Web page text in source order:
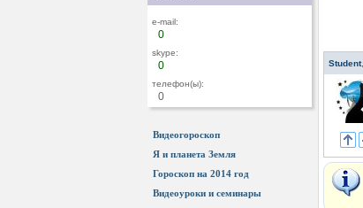
e-mail:
0
skype:
0
телефон(ы):
0
Видеогороскоп
Я и планета Земля
Гороскоп на 2014 год
Видеоуроки и семинары
Student,